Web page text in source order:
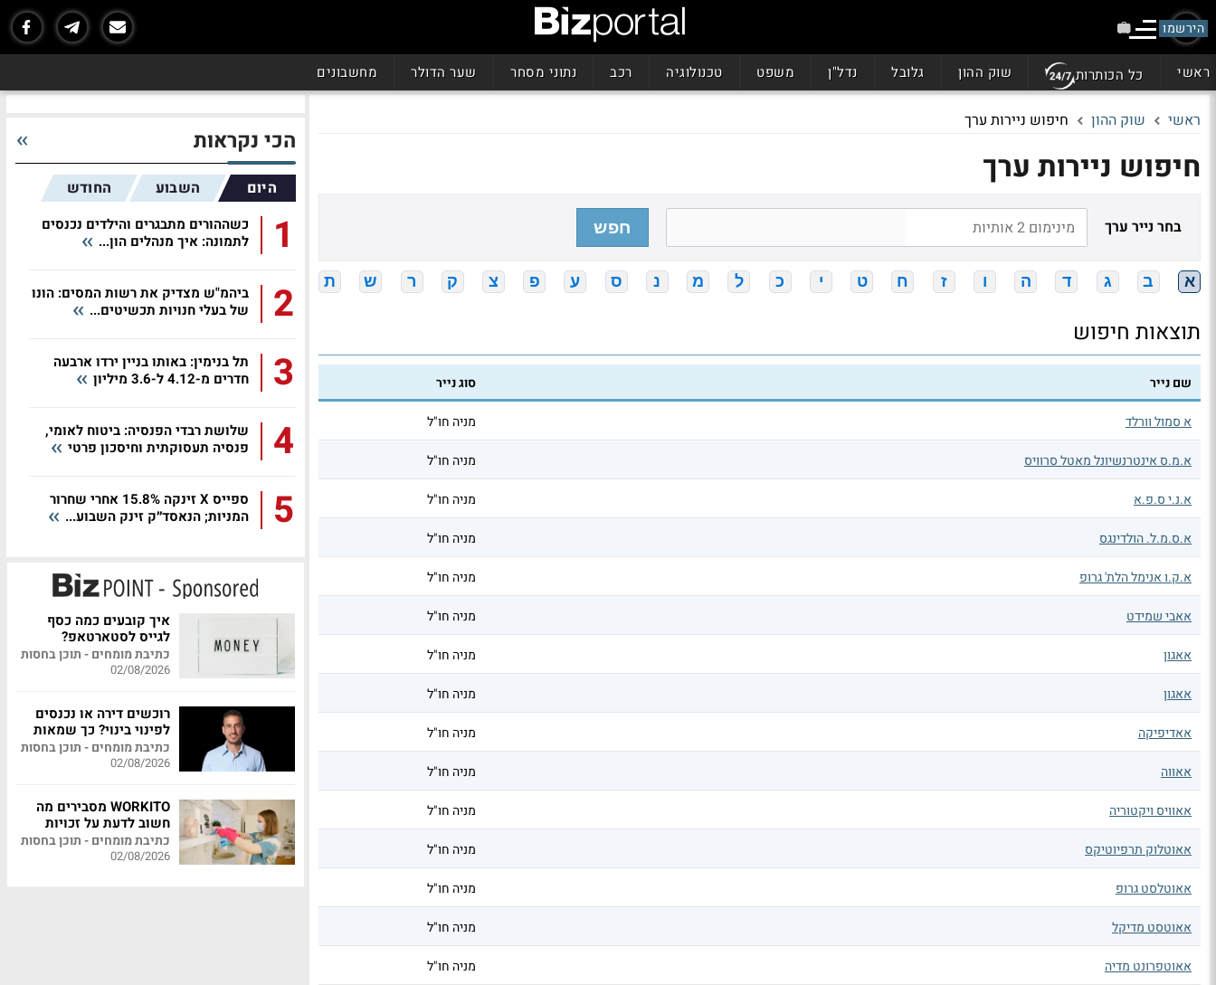
הירשמו
ראשי כל הכותרות שוק ההון גלובל נדל"ן משפט טכנולוגיה רכב נתוני מסחר שער הדולר מחשבונים
ראשי שוק ההון חיפוש ניירות ערך
חיפוש ניירות ערך
בחר נייר ערך חפש
א ב ג ד ה ו ז ח ט י כ ל מ נ ס ע פ צ ק ר ש ת
תוצאות חיפוש
שם נייר סוג נייר
א סמול וורלד מניה חו"ל
א.מ.ס אינטרנשיונל מאטל סרוויס מניה חו"ל
א.נ.י ס.פ.א מניה חו"ל
א.ס.מ.ל. הולדינגס מניה חו"ל
א.ק.ו אנימל הלת' גרופ מניה חו"ל
אאבי שמידט מניה חו"ל
אאגון מניה חו"ל
אאגון מניה חו"ל
אאדיפיקה מניה חו"ל
אאווה מניה חו"ל
אאוויס ויקטוריה מניה חו"ל
אאוטלוק תרפיוטיקס מניה חו"ל
אאוטלסט גרופ מניה חו"ל
אאוטסט מדיקל מניה חו"ל
אאוטפרונט מדיה מניה חו"ל
הכי נקראות
היום השבוע החודש
1
כשההורים מתבגרים והילדים נכנסים
לתמונה: איך מנהלים הון...
2
ביהמ"ש מצדיק את רשות המסים: הונו
של בעלי חנויות תכשיטים...
3
תל בנימין: באותו בניין ירדו ארבעה
חדרים מ-4.12 ל-3.6 מיליון
4
שלושת רבדי הפנסיה: ביטוח לאומי,
פנסיה תעסוקתית וחיסכון פרטי
5
ספייס X זינקה 15.8% אחרי שחרור
המניות; הנאסד״ק זינק השבוע...
איך קובעים כמה כסף
לגייס לסטארטאפ?
כתיבת מומחים - תוכן בחסות
02/08/2026
רוכשים דירה או נכנסים
לפינוי בינוי? כך שמאות
מקצועית יכולה לחסוך
לכם מאות אלפי שקלים
כתיבת מומחים - תוכן בחסות
02/08/2026
WORKITO מסבירים מה
חשוב לדעת על זכויות
עובדי משק בית
כתיבת מומחים - תוכן בחסות
02/08/2026